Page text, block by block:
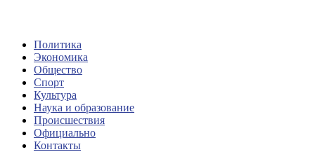
Политика
Экономика
Общество
Спорт
Культура
Наука и образование
Происшествия
Официально
Контакты